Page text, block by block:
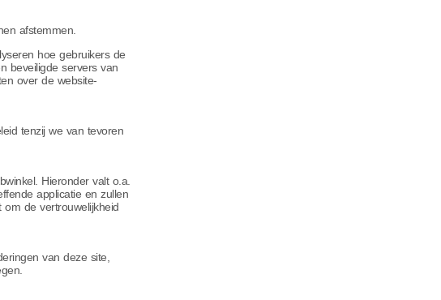
afstemmen.
hoe gebruikers de
beveiligde servers van
over de website-
tenzij we van tevoren
Hieronder valt o.a.
applicatie en zullen
de vertrouwelijkheid
van deze site,